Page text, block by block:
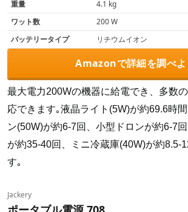
重量
‎4.1 kg
ワット数
‎200 W
バッテリータイプ
‎リチウムイオン
Amazonで詳細を調べよ
最大電力200Wの機器に給電でき、多数
応できます｡液晶ライト(5W)が約69.6時
ン(50W)が約6-7回、小型ドロンが約6-7
が約35-40回、ミニ冷蔵庫(40W)が約8.5-
す｡
‎Jackery